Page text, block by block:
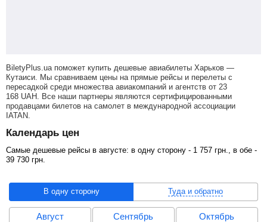
BiletyPlus.ua поможет купить дешевые авиабилеты Харьков —
Кутаиси. Мы сравниваем цены на прямые рейсы и перелеты с
пересадкой среди множества авиакомпаний и агентств от 23
168 UAH . Все наши партнеры являются сертифицированными
продавцами билетов на самолет в международной ассоциации
IATAN.
Календарь цен
Самые дешевые рейсы в августе: в одну сторону - 1 757 грн ., в обе -
39 730 грн
В одну сторону Туда и обратно
Август Сентябрь Октябрь